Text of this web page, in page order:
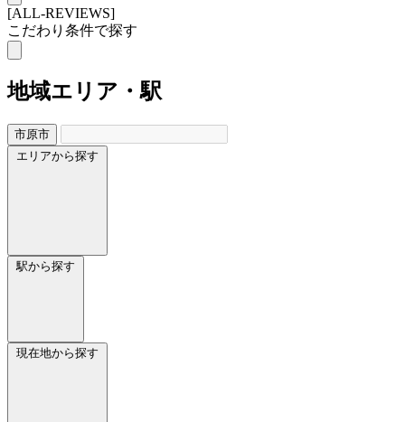
[ALL-REVIEWS]
こだわり条件で探す
地域エリア・駅
市原市
エリアから探す
駅から探す
現在地から探す